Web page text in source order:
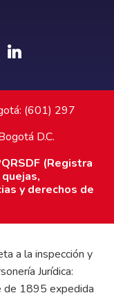
(601) 297
D.C.
(Registra
y derechos de
a la inspección y
Jurídica:
de 1895 expedida